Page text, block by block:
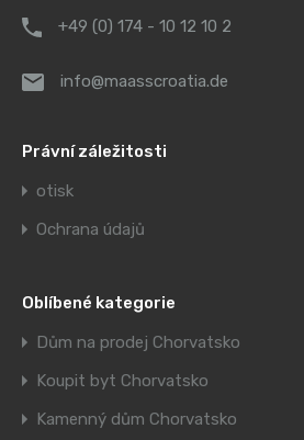
+49 (0) 174 - 10 12 10 2
info@maasscroatia.de
Právní záležitosti
otisk
Ochrana údajů
Oblíbené kategorie
Dům na prodej Chorvatsko
Koupit byt Chorvatsko
Kamenný dům Chorvatsko